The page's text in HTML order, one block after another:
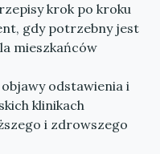
krok po kroku
gdy potrzebny jest
mieszkańców
odstawienia i
klinikach
i zdrowszego